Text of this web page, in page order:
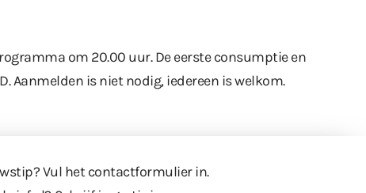
om 20.00 uur. De eerste consumptie en
Aanmelden is niet nodig, iedereen is welkom.
Vul het contactformulierin.